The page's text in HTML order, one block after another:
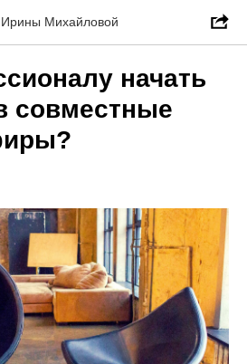
Ирины Михайловой
начать
совместные